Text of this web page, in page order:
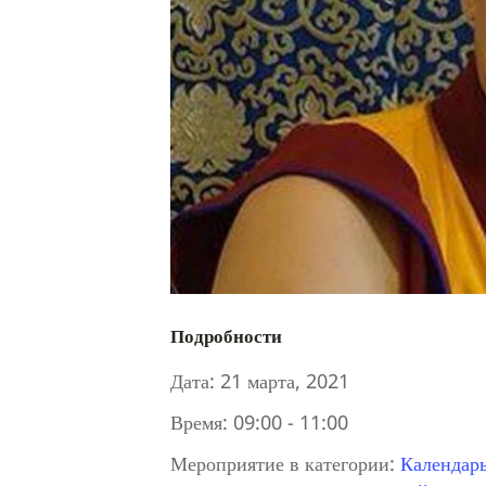
Подробности
Дата: 21 марта, 2021
Время: 09:00 - 11:00
Мероприятие в категории: